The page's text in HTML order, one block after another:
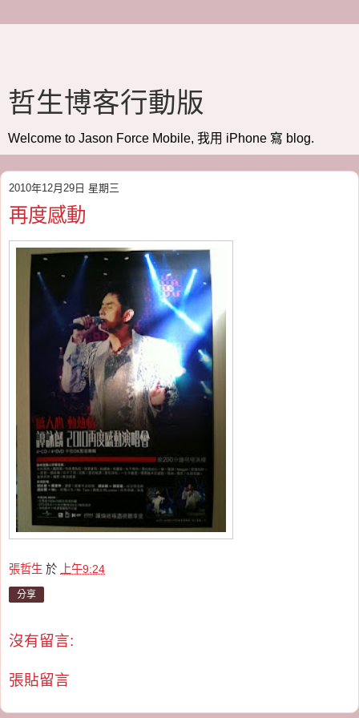
哲生博客行動版
Welcome to Jason Force Mobile, 我用 iPhone 寫 blog.
2010年12月29日 星期三
再度感動
張哲生 於 上午9:24
分享
沒有留言:
張貼留言